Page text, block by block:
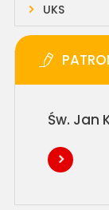
UKS
Św. Jan